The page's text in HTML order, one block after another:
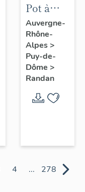
Pot à
crème n°
2
Auvergne-
Rhône-
Alpes>
Puy-de-
Dôme >
Randan
4 ... 278